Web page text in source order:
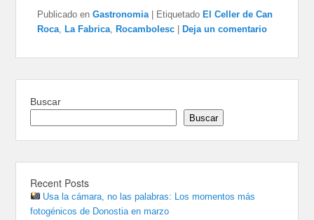
Publicado en Gastronomia Etiquetado El Celler de Can
Roca, La Fabrica, Rocambolesc Deja un comentario
Buscar
Buscar
Recent Posts
Usa la cámara, no las palabras: Los momentos más
fotogénicos de Donostia en marzo